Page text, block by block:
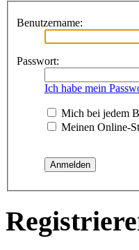
Benutzername:
Passwort:
Ich habe mein
Mich bei jedem
Meinen Online-